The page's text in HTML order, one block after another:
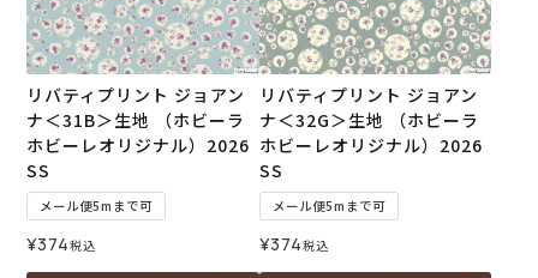
リバティプリント ジョアン
ナ＜31B＞生地 （ホビーラ
ホビーレオリジナル）2026
SS
メール便5mまで可
¥374税込
リバティプリント ジョアン
ナ＜32G＞生地 （ホビーラ
ホビーレオリジナル）2026
SS
メール便5mまで可
¥374税込